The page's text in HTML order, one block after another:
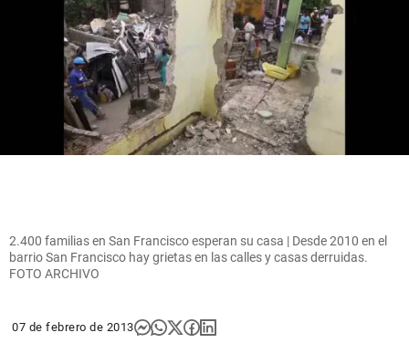
2.400 familias en San Francisco esperan su casa | Desde 2010 en el
barrio San Francisco hay grietas en las calles y casas derruidas.
FOTO ARCHIVO
07 de febrero de 2013